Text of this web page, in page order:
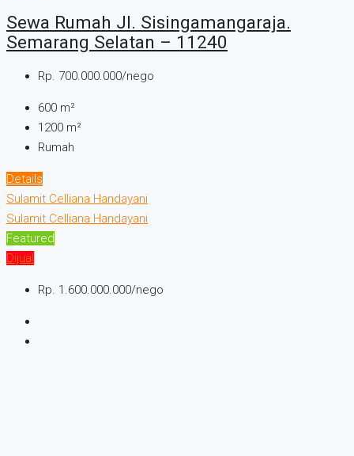
Sewa Rumah Jl. Sisingamangaraja.
Semarang Selatan – 11240
Rp. 700.000.000/nego
600 m²
1200 m²
Rumah
Details
Sulamit Celliana Handayani
Sulamit Celliana Handayani
Featured
Dijual
Rp. 1.600.000.000/nego